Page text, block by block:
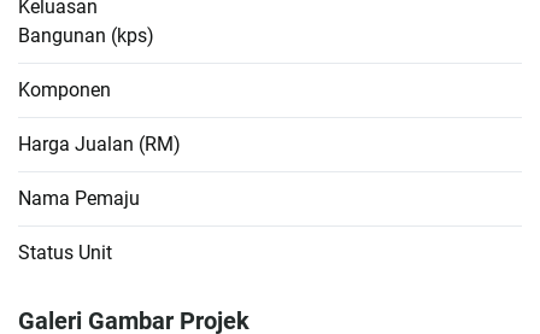
Keluasan
Bangunan (kps)
Komponen
Harga Jualan (RM)
Nama Pemaju
Status Unit
Galeri Gambar Projek